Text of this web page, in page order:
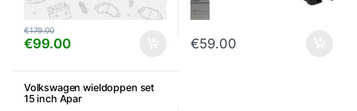
€99.00
€179.00
€59.00
Volkswagen wieldoppen set
15 inch Apar